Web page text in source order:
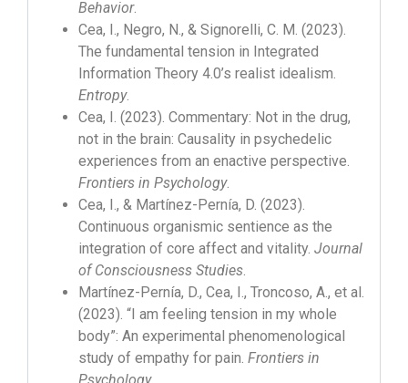
Behavior.
Cea, I., Negro, N., & Signorelli, C. M. (2023).
The fundamental tension in Integrated
Information Theory 4.0’s realist idealism.
Entropy.
Cea, I. (2023). Commentary: Not in the drug,
not in the brain: Causality in psychedelic
experiences from an enactive perspective.
Frontiers in Psychology.
Cea, I., & Martínez-Pernía, D. (2023).
Continuous organismic sentience as the
integration of core affect and vitality. Journal
of Consciousness Studies.
Martínez-Pernía, D., Cea, I., Troncoso, A., et al.
(2023). “I am feeling tension in my whole
body”: An experimental phenomenological
study of empathy for pain. Frontiers in